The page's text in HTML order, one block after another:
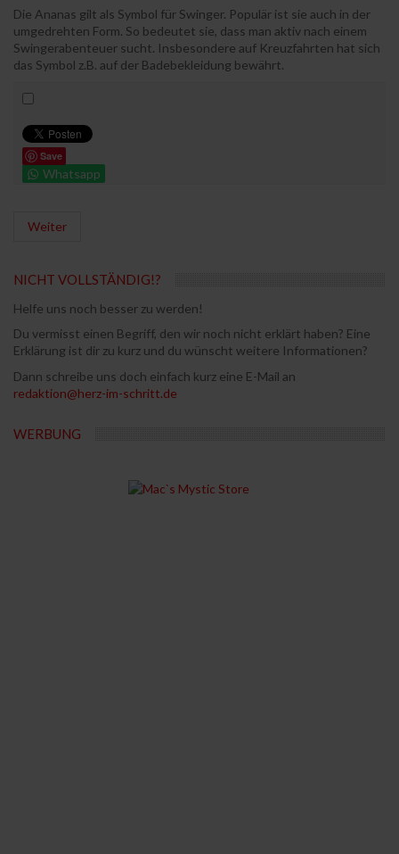
Die Ananas gilt als Symbol für Swinger. Populär ist sie auch in der
umgedrehten Form. So bedeutet sie, dass man aktiv nach einem
Swingerabenteuer sucht. Insbesondere auf Kreuzfahrten hat sich
das Symbol z.B. auf der Badebekleidung bewährt.
Save
Whatsapp
Weiter
NICHT VOLLSTÄNDIG!?
Helfe uns noch besser zu werden!
Du vermisst einen Begriff, den wir noch nicht erklärt haben? Eine
Erklärung ist dir zu kurz und du wünscht weitere Informationen?
Dann schreibe uns doch einfach kurz eine E-Mail an
redaktion@herz-im-schritt.de
WERBUNG